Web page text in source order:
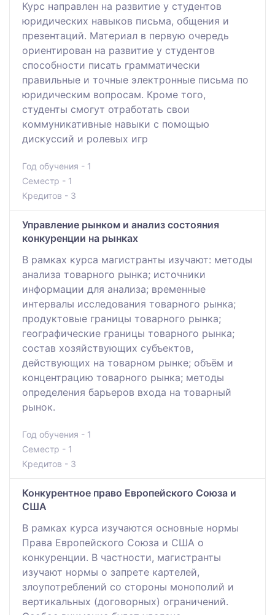
Курс направлен на развитие у студентов
юридических навыков письма, общения и
презентаций. Материал в первую очередь
ориентирован на развитие у студентов
способности писать грамматически
правильные и точные электронные письма по
юридическим вопросам. Кроме того,
студенты смогут отработать свои
коммуникативные навыки с помощью
дискуссий и ролевых игр
Год обучения - 1
Семестр - 1
Кредитов - 3
Управление рынком и анализ состояния
конкуренции на рынках
В рамках курса магистранты изучают: методы
анализа товарного рынка; источники
информации для анализа; временные
интервалы исследования товарного рынка;
продуктовые границы товарного рынка;
географические границы товарного рынка;
состав хозяйствующих субъектов,
действующих на товарном рынке; объём и
концентрацию товарного рынка; методы
определения барьеров входа на товарный
рынок.
Год обучения - 1
Семестр - 1
Кредитов - 3
Конкурентное право Европейского Союза и
США
В рамках курса изучаются основные нормы
Права Европейского Союза и США о
конкуренции. В частности, магистранты
изучают нормы о запрете картелей,
злоупотреблений со стороны монополий и
вертикальных (договорных) ограничений.